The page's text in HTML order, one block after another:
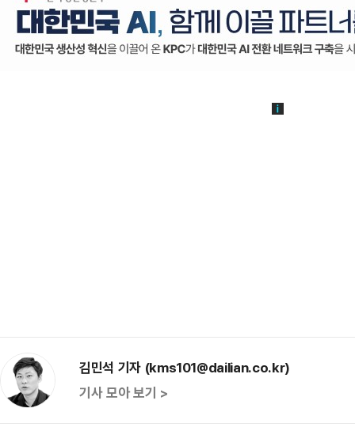
김민석 기자 (kms101@dailian.co.kr)
기사 모아 보기 >